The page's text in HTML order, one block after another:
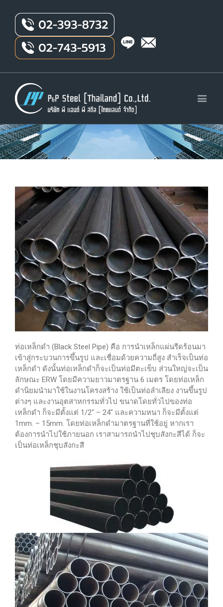
ท่อเหล็กดำ (Black Steel Pipe) คือ การนำเหล็กแผ่นรีดร้อนมา
เข้าสู่กระบวนการขึ้นรูป และเชื่อมด้วยความถี่สูง สำเร็จเป็นท่อ
เหล็กดำ ดังนั้นท่อเหล็กดำก็จะเป็นท่อมีตะเข็บ ส่วนใหญ่จะเป็น
ลักษณะ ERW โดยมีความยาวมาตรฐาน 6 เมตร โดยท่อเหล็ก
ดำนิยมนำมาใช้ในงานโครงสร้าง ใช้เป็นท่อลำเลียง งานขึ้นรูป
ต่างๆ และงานอุตสาหกรรมทั่วไป ขนาดโดยทั่วไปของท่อ
เหล็กดำ ก็จะมีตั้งแต่ 1/2″ – 24″ และความหนา ก็จะมีตั้งแต่
1mm. – 15mm. โดยท่อเหล็กดำมาตรฐานที่ใช้อยู่ หากเรา
ต้องการนำไปใช้ภายนอก เราสามารถนำไปชุบสังกะสีได้ ก็จะ
เป็นท่อเหล็กชุบสังกะสี